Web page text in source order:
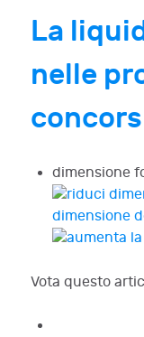
La
nelle
dimensione
dimensione
Vota questo